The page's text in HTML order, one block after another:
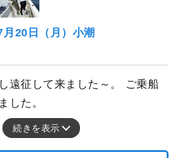
20日（月）小潮
遠征して来ました～。 ご乗船
した。
続きを表示